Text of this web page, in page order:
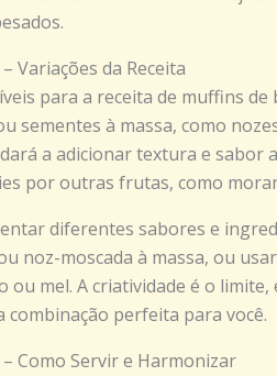
Variações da Receita
para a receita de muffins de
sementes à massa, como
a adicionar textura e sabor
por outras frutas, como
diferentes sabores e
noz-moscada à massa, ou
ou mel. A criatividade é o
perfeita para você.
Como Servir e Harmonizar